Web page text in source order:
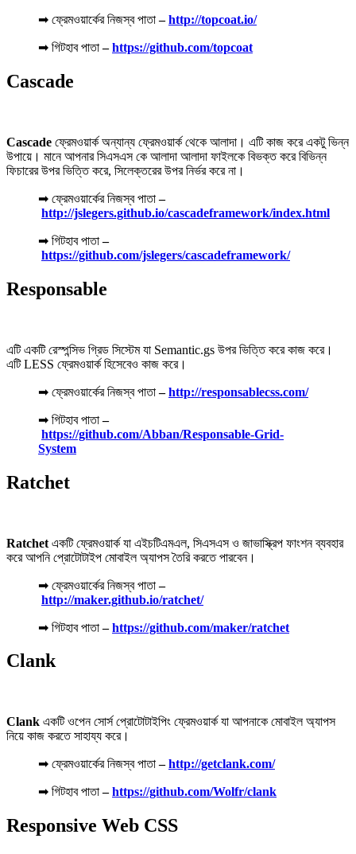
➡ ফ্রেমওয়ার্কের নিজস্ব পাতা–http://topcoat.io/
➡ গিটহাব পাতা–https://github.com/topcoat
Cascade
Cascade ফ্রেমওয়ার্ক অন্যান্য ফ্রেমওয়ার্ক থেকে আলাদা। এটি কাজ করে একটু ভিন্ন
উপায়ে। মানে আপনার সিএসএস কে আলাদা আলাদা ফাইলকে বিভক্ত করে বিভিন্ন
ফিচারের উপর ভিত্তি করে, সিলেক্তরের উপর নির্ভর করে না।
➡ ফ্রেমওয়ার্কের নিজস্ব পাতা–
http://jslegers.github.io/cascadeframework/index.html
➡ গিটহাব পাতা–
https://github.com/jslegers/cascadeframework/
Responsable
এটি একটি রেস্পন্সিভ গ্রিড সিস্টেম যা Semantic.gs উপর ভিত্তি করে কাজ করে।
এটি LESS ফ্রেমওয়ার্ক হিসেবেও কাজ করে।
➡ ফ্রেমওয়ার্কের নিজস্ব পাতা–http://responsablecss.com/
➡ গিটহাব পাতা–
https://github.com/Abban/Responsable-Grid-
System
Ratchet
Ratchet একটি ফ্রেমওয়ার্ক যা এইচটিএমএল, সিএসএস ও জাভাস্ক্রিপ ফাংশন ব্যবহার
করে আপনি প্রোটোটাইপ মোবাইল অ্যাপস তৈরি করতে পারবেন।
➡ ফ্রেমওয়ার্কের নিজস্ব পাতা–
http://maker.github.io/ratchet/
➡ গিটহাব পাতা–https://github.com/maker/ratchet
Clank
Clank একটি ওপেন সোর্স প্রোটোটাইপিং ফ্রেমওয়ার্ক যা আপনাকে মোবাইল অ্যাপস
নিয়ে কাজ করতে সাহায্য করে।
➡ ফ্রেমওয়ার্কের নিজস্ব পাতা–http://getclank.com/
➡ গিটহাব পাতা–https://github.com/Wolfr/clank
Responsive Web CSS